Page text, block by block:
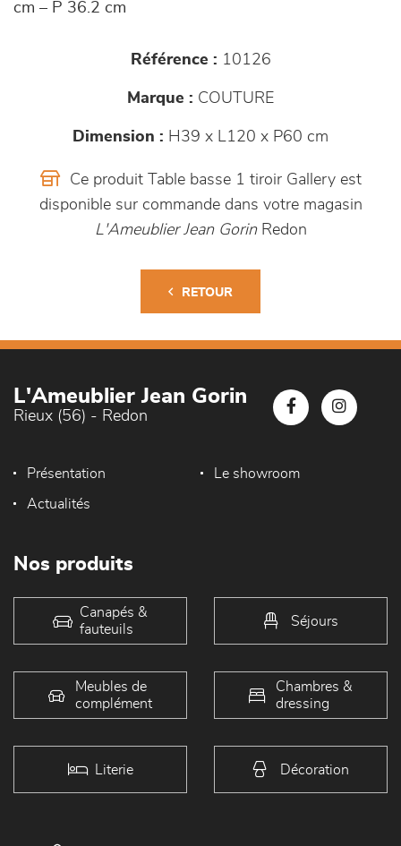
cm – P 36.2 cm
Référence : 10126
Marque : COUTURE
Dimension : H39 x L120 x P60 cm
Ce produit Table basse 1 tiroir Gallery est
disponible sur commande dans votre magasin
L'Ameublier Jean GorinRedon
RETOUR
L'Ameublier Jean Gorin
Rieux (56) - Redon
Présentation Le showroom
Actualités
Nos produits
Canapés &
fauteuils
Séjours
Meubles de
complément
Chambres &
dressing
Literie Décoration